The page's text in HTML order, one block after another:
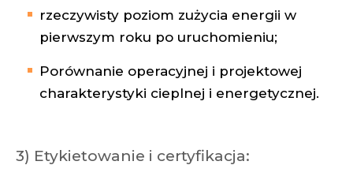
rzeczywisty poziom zużycia energii w
pierwszym roku po uruchomieniu;
Porównanie operacyjnej i projektowej
charakterystyki cieplnej i energetycznej.
3) Etykietowanie i certyfikacja: